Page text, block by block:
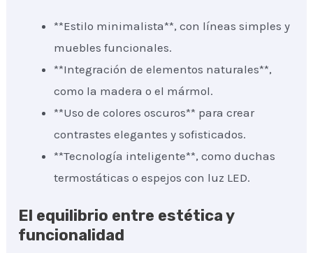
**Estilo minimalista**, con líneas simples y
muebles funcionales.
**Integración de elementos naturales**,
como la madera o el mármol.
**Uso de colores oscuros** para crear
contrastes elegantes y sofisticados.
**Tecnología inteligente**, como duchas
termostáticas o espejos con luz LED.
El equilibrio entre estética y
funcionalidad